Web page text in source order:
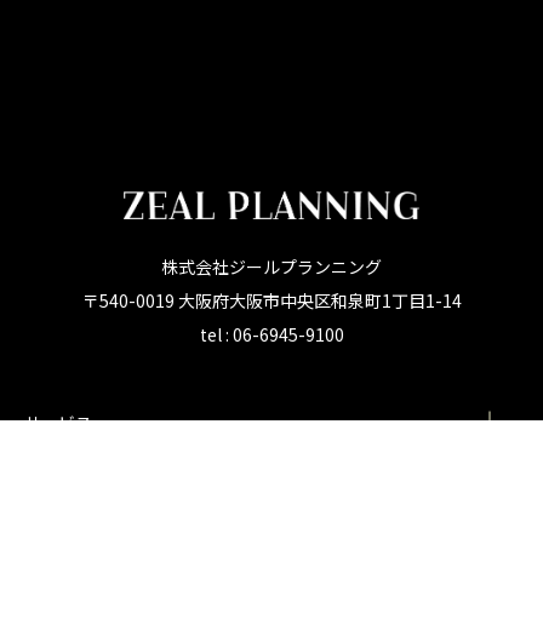
株式会社ジールプランニング
〒540-0019 大阪府大阪市中央区和泉町1丁目1-14
tel : 06-6945-9100
サービス